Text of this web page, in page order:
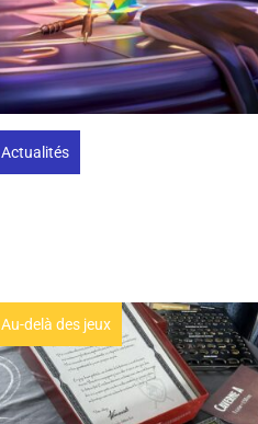
Actualités
Au-delà des jeux